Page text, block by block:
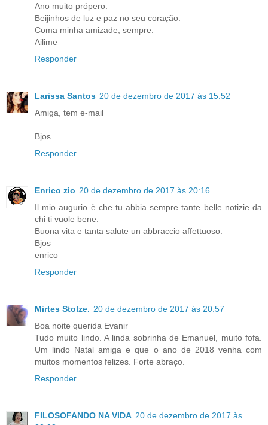
Ano muito própero.
Beijinhos de luz e paz no seu coração.
Coma minha amizade, sempre.
Ailime
Responder
Larissa Santos 20 de dezembro de 2017 às 15:52
Amiga, tem e-mail
Bjos
Responder
Enrico zio 20 de dezembro de 2017 às 20:16
Il mio augurio è che tu abbia sempre tante belle notizie da
chi ti vuole bene.
Buona vita e tanta salute un abbraccio affettuoso.
Bjos
enrico
Responder
Mirtes Stolze. 20 de dezembro de 2017 às 20:57
Boa noite querida Evanir
Tudo muito lindo. A linda sobrinha de Emanuel, muito fofa.
Um lindo Natal amiga e que o ano de 2018 venha com
muitos momentos felizes. Forte abraço.
Responder
FILOSOFANDO NA VIDA 20 de dezembro de 2017 às